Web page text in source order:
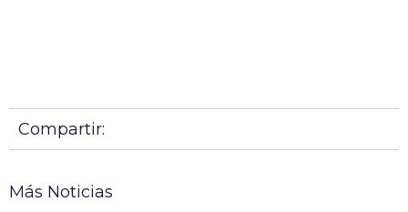
Compartir:
Más Noticias